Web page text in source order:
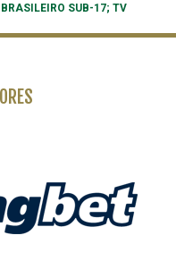
SUB-17; TV